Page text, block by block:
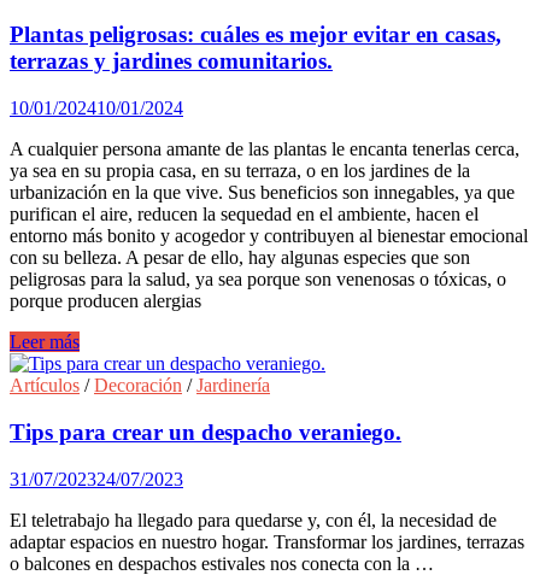
y
el
escote
invierno.
Plantas peligrosas: cuáles es mejor evitar en casas,
terrazas y jardines comunitarios.
10/01/202410/01/2024
A cualquier persona amante de las plantas le encanta tenerlas cerca,
ya sea en su propia casa, en su terraza, o en los jardines de la
urbanización en la que vive. Sus beneficios son innegables, ya que
purifican el aire, reducen la sequedad en el ambiente, hacen el
entorno más bonito y acogedor y contribuyen al bienestar emocional
con su belleza. A pesar de ello, hay algunas especies que son
peligrosas para la salud, ya sea porque son venenosas o tóxicas, o
porque producen alergias
Plantas
peligrosas:
cuáles
mejor
evitar
en
casas,
terrazas
y
jardines
Leer más
Artículos /Decoración /Jardinería
Tips para crear un despacho veraniego.
31/07/202324/07/2023
El teletrabajo ha llegado para quedarse y, con él, la necesidad de
adaptar espacios en nuestro hogar. Transformar los jardines, terrazas
o balcones en despachos estivales nos conecta con la …